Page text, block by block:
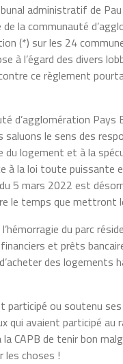
administratif de
la communauté
(*) sur les 24
à l’égard des divers
ce règlement
d’agglomération
le sens des
du logement et à la
à la loi toute puissante
5 mars 2022 est
le temps que mettront
du parc
et prêts
des logements
ou soutenu
qui avaient participé
CAPB de tenir bon
les choses !